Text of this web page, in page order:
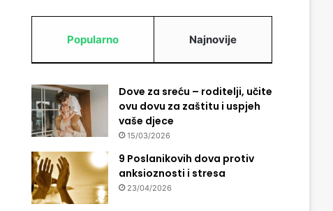
Popularno Najnovije
Dove za sreću – roditelji, učite
ovu dovu za zaštitu i uspjeh
vaše djece
15/03/2026
9 Poslanikovih dova protiv
anksioznosti i stresa
23/04/2026